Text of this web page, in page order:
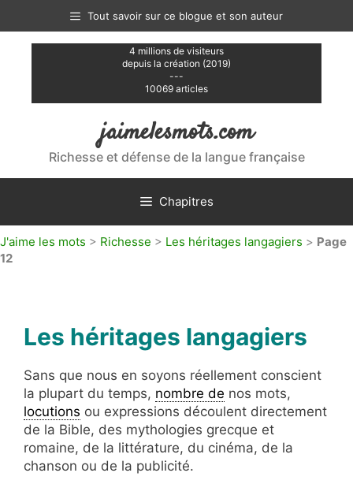
contenu
Tout savoir sur ce blogue et son auteur
4 millions de visiteurs
depuis la création (2019)
---
10069 articles
jaimelesmots.com
Richesse et défense de la langue française
Chapitres
J'aime les mots > Richesse > Les héritages langagiers > Page
12
Les héritages langagiers
Sans que nous en soyons réellement conscient
la plupart du temps, nombre de nos mots,
locutions ou expressions découlent directement
de la Bible, des mythologies grecque et
romaine, de la littérature, du cinéma, de la
chanson ou de la publicité.